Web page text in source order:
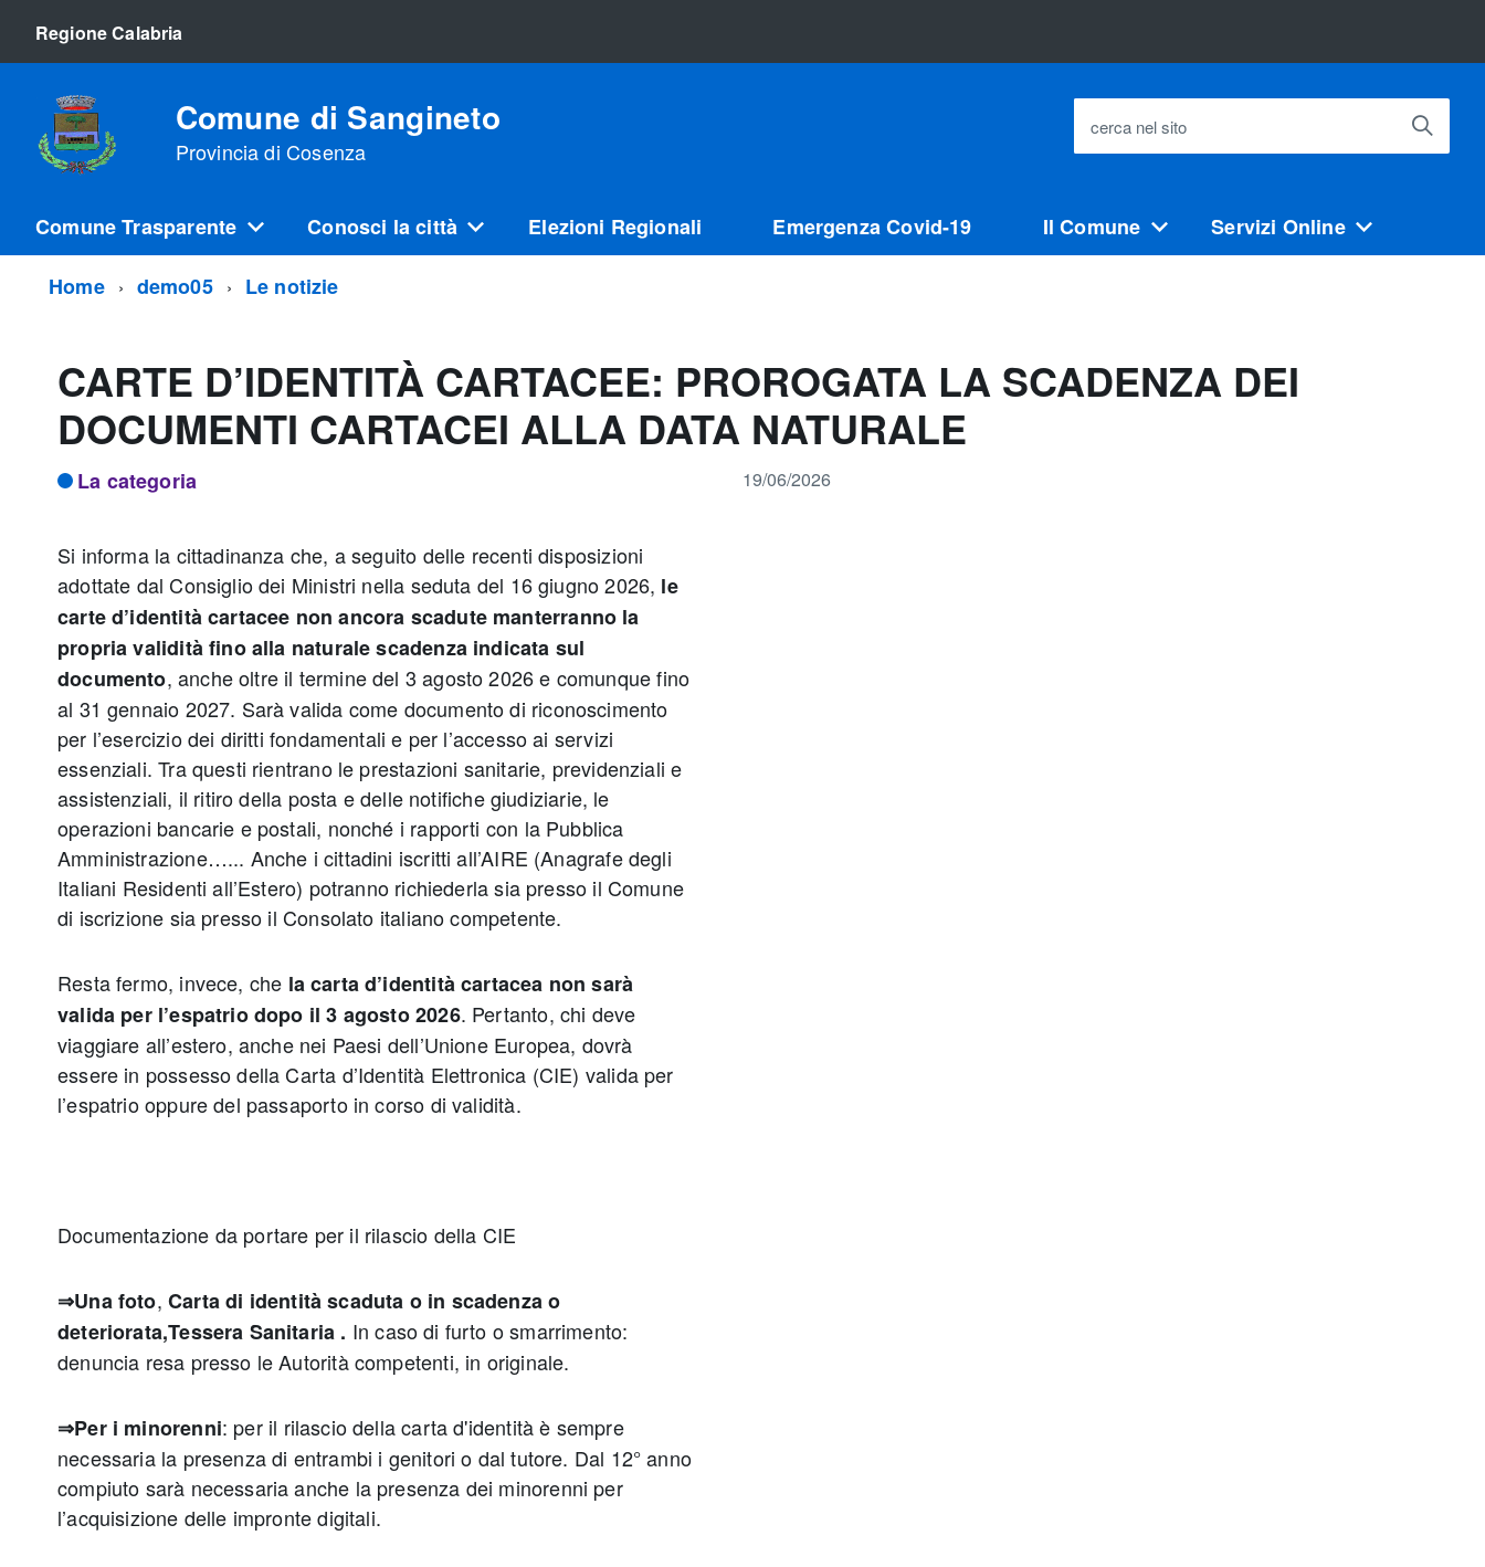
Regione Calabria
Comune di Sangineto
Provincia di Cosenza
cerca nel sito
Comune Trasparente Conosci la città Elezioni Regionali Emergenza Covid-19 Il Comune Servizi Online
Home demo05 Le notizie
CARTE D’IDENTITÀ CARTACEE: PROROGATA LA SCADENZA DEI
DOCUMENTI CARTACEI ALLA DATA NATURALE
La categoria 19/06/2026
Si informa la cittadinanza che, a seguito delle recenti disposizioni
adottate dal Consiglio dei Ministri nella seduta del 16 giugno 2026, le
carte d’identità cartacee non ancora scadute manterranno la
propria validità fino alla naturale scadenza indicata sul
documento, anche oltre il termine del 3 agosto 2026 e comunque fino
al 31 gennaio 2027. Sarà valida come documento di riconoscimento
per l’esercizio dei diritti fondamentali e per l’accesso ai servizi
essenziali. Tra questi rientrano le prestazioni sanitarie, previdenziali e
assistenziali, il ritiro della posta e delle notifiche giudiziarie, le
operazioni bancarie e postali, nonché i rapporti con la Pubblica
Amministrazione…... Anche i cittadini iscritti all’AIRE (Anagrafe degli
Italiani Residenti all’Estero) potranno richiederla sia presso il Comune
di iscrizione sia presso il Consolato italiano competente.
Resta fermo, invece, che la carta d’identità cartacea non sarà
valida per l’espatrio dopo il 3 agosto 2026. Pertanto, chi deve
viaggiare all’estero, anche nei Paesi dell’Unione Europea, dovrà
essere in possesso della Carta d’Identità Elettronica (CIE) valida per
l’espatrio oppure del passaporto in corso di validità.
Documentazione da portare per il rilascio della CIE
⇒Una foto, Carta di identità scaduta o in scadenza o
deteriorata,Tessera Sanitaria . In caso di furto o smarrimento:
denuncia resa presso le Autorità competenti, in originale.
⇒Per i minorenni: per il rilascio della carta d'identità è sempre
necessaria la presenza di entrambi i genitori o dal tutore. Dal 12° anno
compiuto sarà necessaria anche la presenza dei minorenni per
l’acquisizione delle impronte digitali.